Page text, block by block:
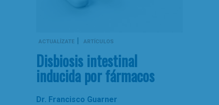
ACTUALÍZATE | ARTÍCULOS
Disbiosis intestinal
inducida por fármacos
Dr. Francisco Guarner